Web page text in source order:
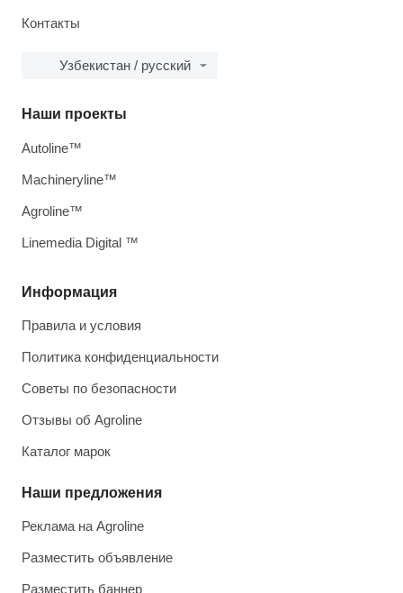
Контакты
Узбекистан / русский
Информация
Правила и условия
Политика конфиденциальности
Советы по безопасности
Отзывы об Agroline
Каталог марок
Наши предложения
Реклама на Agroline
Разместить объявление
Разместить баннер
Наши проекты
Autoline™
Machineryline™
Agroline™
Linemedia Digital ™